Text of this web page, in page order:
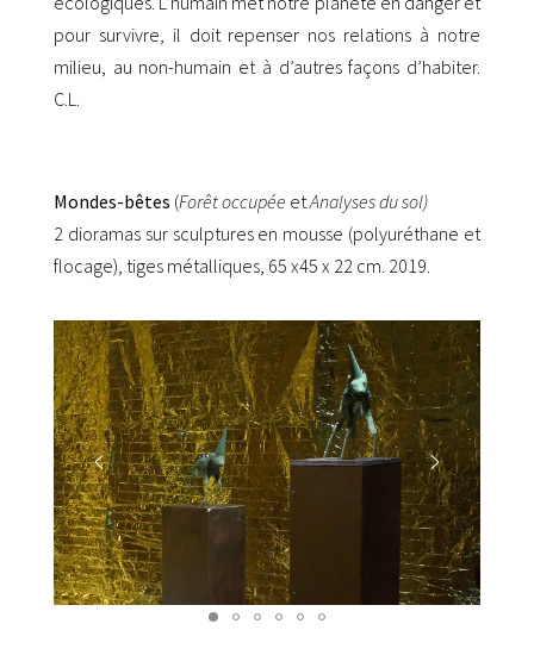
pour survivre, il doit repenser nos relations à notre
milieu, au non-humain et à d’autres façons d’habiter.
C.L.
Mondes-bêtes (Forêt occupée etAnalyses du sol)
2 dioramas sur sculptures en mousse (polyuréthane et
flocage), tiges métalliques, 65 x45 x 22 cm. 2019.